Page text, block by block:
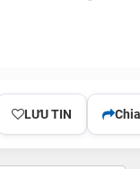
LƯU TIN